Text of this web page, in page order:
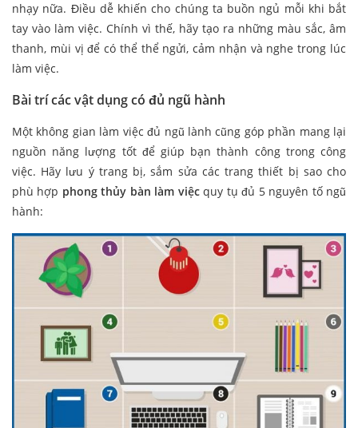
nhạy nữa. Điều dễ khiến cho chúng ta buồn ngủ mỗi khi bắt
tay vào làm việc. Chính vì thế, hãy tạo ra những màu sắc, âm
thanh, mùi vị để có thể thể ngửi, cảm nhận và nghe trong lúc
làm việc.
Bài trí các vật dụng có đủ ngũ hành
Một không gian làm việc đủ ngũ lành cũng góp phần mang lại
nguồn năng lượng tốt để giúp bạn thành công trong công
việc. Hãy lưu ý trang bị, sắm sửa các trang thiết bị sao cho
phù hợp phong thủy bàn làm việcquy tụ đủ 5 nguyên tố ngũ
hành: